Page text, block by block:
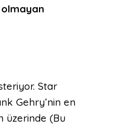
olmayan
Star
Gehry’nin en
üzerinde (Bu